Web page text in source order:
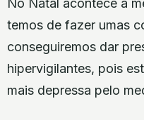
temos de fazer umas
conseguiremos dar
hipervigilantes, pois
mais depressa pelo